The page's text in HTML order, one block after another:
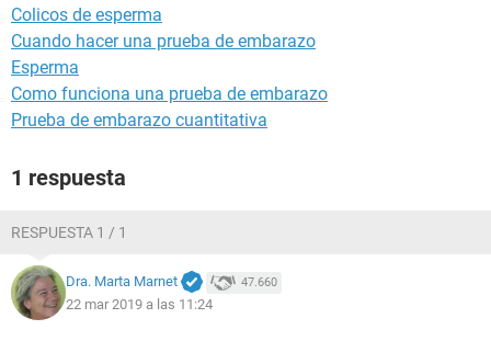
Colicos de esperma
Cuando hacer una prueba de embarazo
Esperma
Como funciona una prueba de embarazo
Prueba de embarazo cuantitativa
1 respuesta
RESPUESTA 1 / 1
Dra. Marta Marnet 47.660
22 mar 2019 a las 11:24